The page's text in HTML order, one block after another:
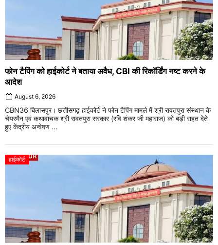
फोन टैपिंग को हाईकोर्ट ने बताया अवैध, CBI की रिकॉर्डिंग नष्ट करने के
आदेश
August 6, 2026
CBN36 बिलासपुर। छत्तीसगढ़ हाईकोर्ट ने फोन टैपिंग मामले में श्री रावतपुरा संस्थान के
चेयरमैन एवं कथावाचक श्री रावतपुरा सरकार (रवि शंकर जी महाराज) को बड़ी राहत देते
हुए केंद्रीय अन्वेषण ...
हाईकोर्ट